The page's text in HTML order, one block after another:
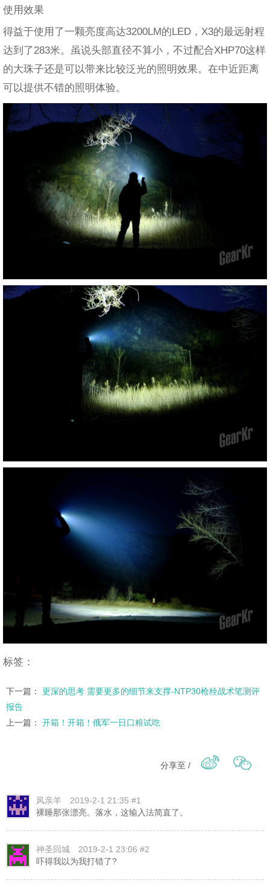
使用效果
得益于使用了一颗亮度高达3200LM的LED，X3的最远射程
达到了283米。虽说头部直径不算小，不过配合XHP70这样
的大珠子还是可以带来比较泛光的照明效果。在中近距离
可以提供不错的照明体验。
标签：
下一篇： 更深的思考 需要更多的细节来支撑-NTP30枪栓战术笔测评
报告
上一篇： 开箱！开箱！俄军一日口粮试吃
分享至 /
风亲羊
2019-2-1 21:35 #1
裸睡那张漂亮。落水，这输入法简直了。
神圣回城
2019-2-1 23:06 #2
吓得我以为我打错了?